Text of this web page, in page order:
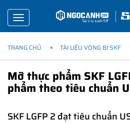
Toggle
navigation
TRANG CHỦ TÀI LIỆU VÒNG BI SKF
Mỡ thực phẩm SKF
phẩm theo tiêu chuẩn
SKF LGFP 2 đạt tiêu chuẩn